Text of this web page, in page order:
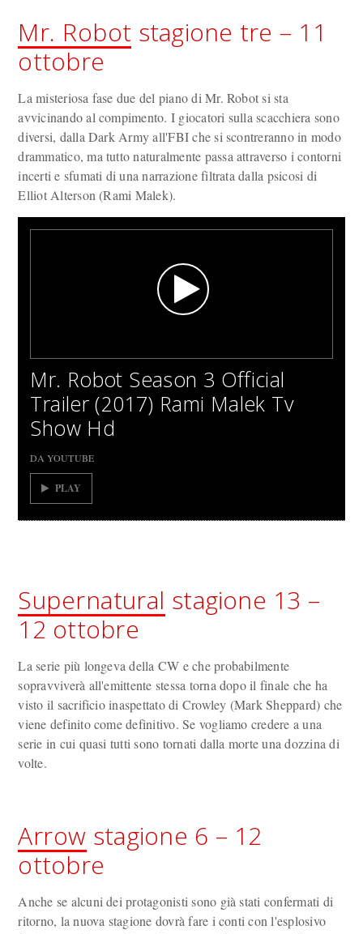
Mr. Robot stagione tre – 11
ottobre
La misteriosa fase due del piano di Mr. Robot si sta
avvicinando al compimento. I giocatori sulla scacchiera sono
diversi, dalla Dark Army all'FBI che si scontreranno in modo
drammatico, ma tutto naturalmente passa attraverso i contorni
incerti e sfumati di una narrazione filtrata dalla psicosi di
Elliot Alterson (Rami Malek).
Mr. Robot Season 3 Official
Trailer (2017) Rami Malek Tv
Show Hd
DA YOUTUBE
PLAY
Supernatural stagione 13 –
12 ottobre
La serie più longeva della CW e che probabilmente
sopravviverà all'emittente stessa torna dopo il finale che ha
visto il sacrificio inaspettato di Crowley (Mark Sheppard) che
viene definito come definitivo. Se vogliamo credere a una
serie in cui quasi tutti sono tornati dalla morte una dozzina di
volte.
Arrow stagione 6 – 12
ottobre
Anche se alcuni dei protagonisti sono già stati confermati di
ritorno, la nuova stagione dovrà fare i conti con l'esplosivo